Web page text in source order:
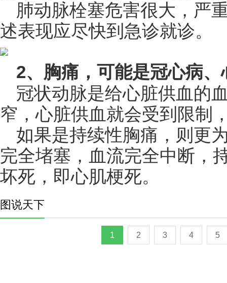
肺动脉栓塞危害很大，严
述表现应尽快到急诊就诊。
2、胸痛，可能是冠心病、
冠状动脉是给心脏供血的
窄，心脏供血就会受到限制
如果是持续性胸痛，则更
完全堵塞，血流完全中断，
坏死，即心肌梗死。
图说天下
1 2 3 4 5